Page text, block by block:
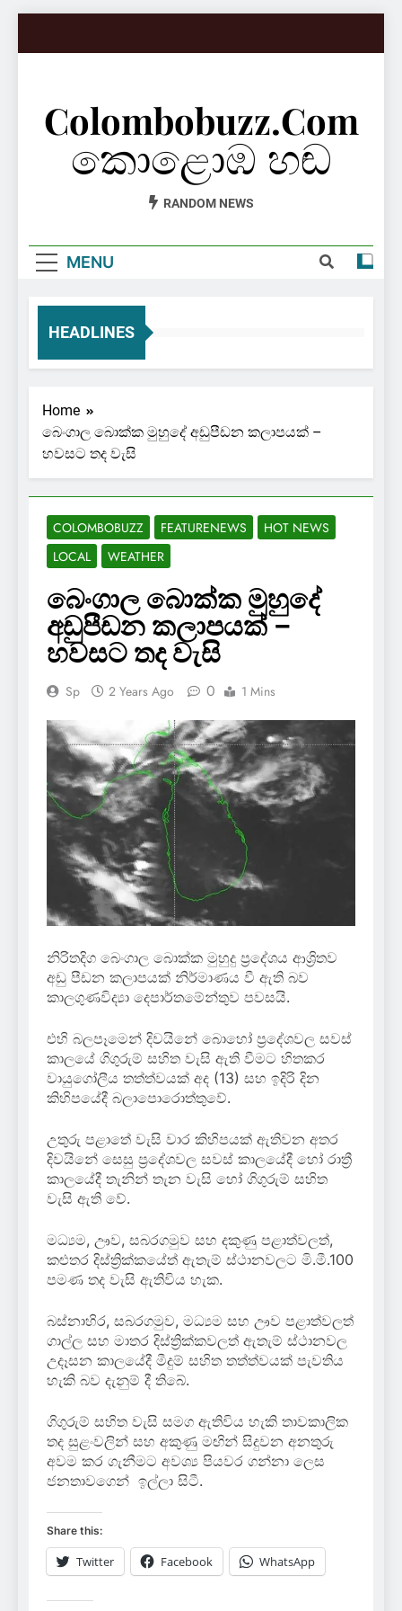
Colombobuzz.com
කොළොඹ හඬ
RANDOM NEWS
MENU
HEADLINES
Home
බෙංගාල බොක්ක මුහුදේ අඩුපීඩන කලාපයක් –
හවසට තද වැසි
COLOMBOBUZZ FEATURENEWS
HOT NEWS
LOCAL
WEATHER
බෙංගාල බොක්ක මුහුදේ
අඩුපීඩන කලාපයක් –
හවසට තද වැසි
Sp 2 Years Ago 0 1 Mins
නිරිතදිග බෙංගාල බොක්ක මුහුදු ප්‍රදේශය ආශ්‍රිතව
අඩු පීඩන කලාපයක් නිර්මාණය වී ඇති බව
කාලගුණවිද්‍යා දෙපාර්තමේන්තුව පවසයි.
එහි බලපෑමෙන් දිවයිනේ බොහෝ ප්‍රදේශවල සවස්
කාලයේ ගිගුරුම් සහිත වැසි ඇති වීමට හිතකර
වායුගෝලීය තත්ත්වයක් අද (13) සහ ඉදිරි දින
කිහිපයේදී බලාපොරොත්තුවේ.
උතුරු පළාතේ වැසි වාර කිහිපයක් ඇතිවන අතර
දිවයිනේ සෙසු ප්‍රදේශවල සවස් කාලයේදී හෝ රාත්‍රී
කාලයේදී තැනින් තැන වැසි හෝ ගිගුරුම් සහිත
වැසි ඇති වේ.
මධ්‍යම, ඌව, සබරගමුව සහ දකුණු පළාත්වලත්,
කළුතර දිස්ත්‍රික්කයේත් ඇතැම් ස්ථානවලට මි.මී.100
පමණ තද වැසි ඇතිවිය හැක.
බස්නාහිර, සබරගමුව, මධ්‍යම සහ ඌව පළාත්වලත්
ගාල්ල සහ මාතර දිස්ත්‍රික්කවලත් ඇතැම් ස්ථානවල
උදෑසන කාලයේදී මීදුම් සහිත තත්ත්වයක් පැවතිය
හැකි බව දැනුම් දී තිබේ.
ගිගුරුම් සහිත වැසි සමග ඇතිවිය හැකි තාවකාලික
තද සුළංවලින් සහ අකුණු මඟින් සිදුවන අනතුරු
අවම කර ගැනීමට අවශ්‍ය පියවර ගන්නා ලෙස
ජනතාවගෙන් ඉල්ලා සිටී.
Share this:
Twitter Facebook WhatsApp